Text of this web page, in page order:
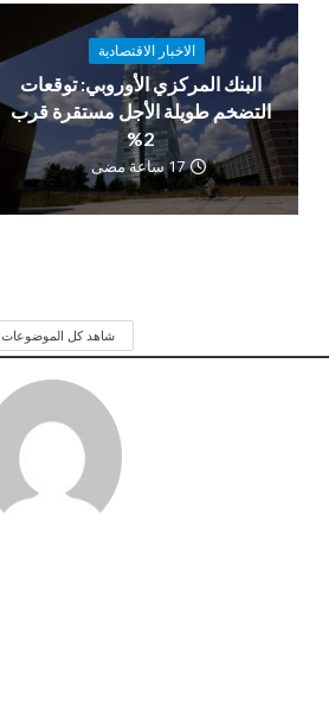
الاخبار الاقتصادية
البنك المركزي الأوروبي: توقعات
التضخم طويلة الأجل مستقرة قرب
2%
17 ساعة مضى
شاهد كل الموضوعات